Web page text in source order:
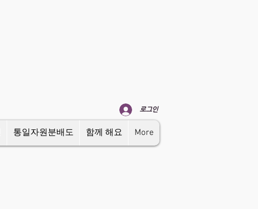
로그인
통일자원분배도 함께 해요 More